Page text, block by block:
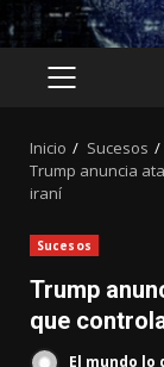
MENÚ
Inicio
Sucesos
Trump anuncia
iraní
Sucesos
Trump
que
El mundo lo